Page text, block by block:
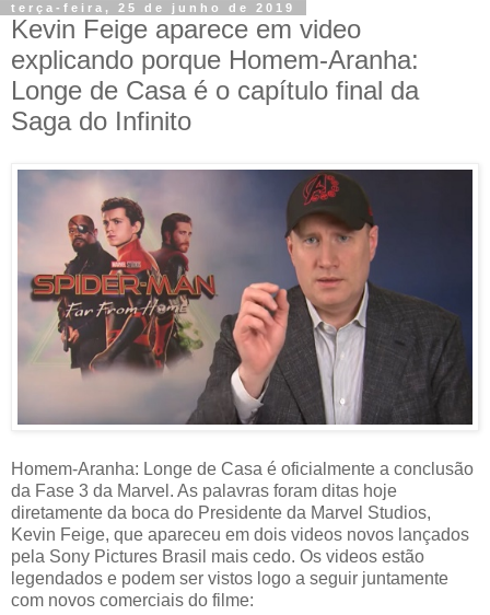
terça-feira, 25 de junho de 2019
Kevin Feige aparece em video
explicando porque Homem-Aranha:
Longe de Casa é o capítulo final da
Saga do Infinito
Homem-Aranha: Longe de Casa é oficialmente a conclusão
da Fase 3 da Marvel. As palavras foram ditas hoje
diretamente da boca do Presidente da Marvel Studios,
Kevin Feige, que apareceu em dois videos novos lançados
pela Sony Pictures Brasil mais cedo. Os videos estão
legendados e podem ser vistos logo a seguir juntamente
com novos comerciais do filme: